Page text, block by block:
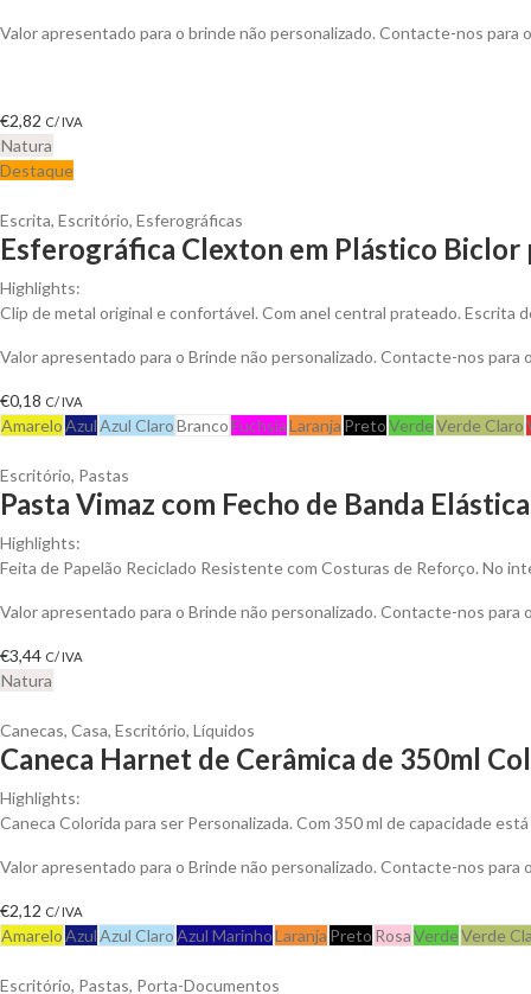
Valor apresentado para o brinde não personalizado. Contacte-nos
€2,82 C/ IVA
Natura
Destaque
Escrita, Escritório, Esferográficas
Esferográfica Clexton em Plástico Biclor
Highlights:
Clip de metal original e confortável. Com anel central prateado. Escrita
Valor apresentado para o Brinde não personalizado. Contacte-nos
€0,18 C/ IVA
AmareloAzulAzul ClaroBrancoFuchsiaLaranja PretoVerdeVerde Claro
Escritório, Pastas
Pasta Vimaz com Fecho de Banda
Highlights:
Feita de Papelão Reciclado Resistente com Costuras de Reforço. No
Valor apresentado para o Brinde não personalizado. Contacte-nos
€3,44 C/ IVA
Natura
Canecas, Casa, Escritório, Líquidos
Caneca Harnet de Cerâmica de 350ml
Highlights:
Caneca Colorida para ser Personalizada. Com 350 ml de capacidade
Valor apresentado para o Brinde não personalizado. Contacte-nos
€2,12 C/ IVA
AmareloAzulAzul ClaroAzul MarinhoLaranja Preto RosaVerdeVerde
Escritório, Pastas, Porta-Documentos